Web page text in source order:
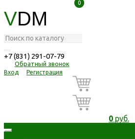
VDM
+7 (831) 291-07-79
Обратный звонок
Вход Регистрация
0
0
0руб.